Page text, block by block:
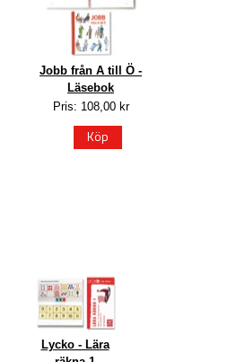
Jobb från A till Ö -
Läsebok
Pris: 108,00 kr
Köp
Lycko - Lära